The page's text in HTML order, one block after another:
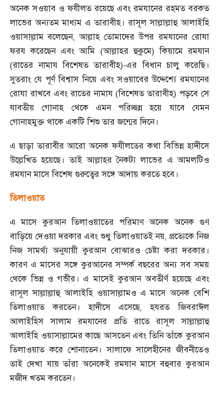
অনেক সওয়াব ও ফযীলত রয়েছে এবং রমযানের রহমত বরকত
লাভের অন্যতম মাধ্যম এ তারাবীহ। রাসূল সাল্লাল্লাহু আলাইহি
ওয়াসাল্লাম বলেছেন,আল্লাহ তোমাদের উপর রমযানের রোযা
ফরয করেছেন এবং আমি (আল্লাহর হুকুমে) কিয়ামে রমযান
(রাতের নামায বিশেষত তারাবীহ)-এর বিধান চালু করেছি।
সুতরাং যে পূর্ণ বিশ্বাস নিয়ে এবং সওয়াবের উদ্দেশ্যে রমযানের
রোযা রাখবে এবং রাতের নামায (বিশেষত তারাবীহ) পড়বে সে
যাবতীয় গোনাহ থেকে এমন পরিচ্ছন্ন হয়ে যাবে যেমন
গোনাহমুক্ত থাকে একটি শিশু তার জন্মের দিনে।
এ ছাড়া তারাবীর আরো অনেক ফযীলতের কথা বিভিন্ন হাদীসে
উল্লেখিত হয়েছে। তাই আল্লাহর নৈকট্য লাভের এ আমলটিও
রমযান মাসে বিশেষ গুরুত্বের সঙ্গে আদায় করতে হবে।
তিলাওয়াত
এ মাসে কুরআন তিলাওয়াতের পরিমাণ অনেক অনেক গুণ
বাড়িয়ে দেওয়া দরকার এবং শুধু তিলাওয়াতই নয়, প্রত্যেকে নিজ
নিজ সামর্থ্য অনুযায়ী কুরআন বোঝারও চেষ্টা করা দরকার।
কারণ এ মাসের সঙ্গে কুরআনের সম্পর্ক বছরের অন্য সব সময়
থেকে ভিন্ন ও গভীর। এ মাসেই কুরআন অবতীর্ণ হয়েছে এবং
রাসূল সাল্লাল্লাহু আলাইহি ওয়াসাল্লামও এ মাসে অনেক বেশি
তিলাওয়াত করতেন। হাদীসে এসেছে,হযরত জিবরাঈল
আলাইহিস সালাম রমযানের প্রতি রাতে রাসূল সাল্লাল্লাহু
আলাইহি ওয়াসাল্লামের কাছে আসতেন এবং তিনি তাঁকে কুরআন
তিলাওয়াত করে শোনাতেন। সালাফে সালেহীনের জীবনীতেও
তাই দেখা যায় তাঁরা অনেকেই রমযান মাসে বহুবার কুরআন
মজীদ খতম করতেন।